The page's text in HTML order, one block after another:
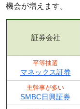
機会が増えます。
証券会社
平等抽選
マネックス証券
主幹事が多い
SMBC日興証券